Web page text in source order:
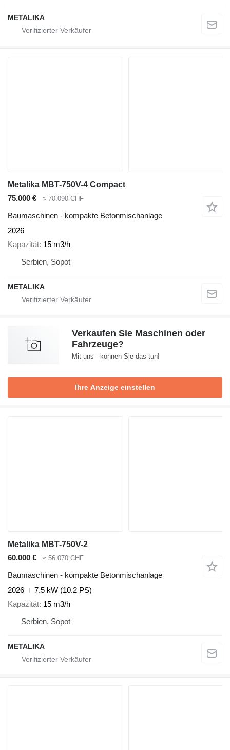
METALIKA
Metalika MBT-750V-4 Compact
75.000 €
≈ 70.090 CHF
Baumaschinen - kompakte Betonmischanlage
2026
Kapazität 15 m3/h
Serbien, Sopot
METALIKA
Verkaufen Sie Maschinen oder
Fahrzeuge?
Mit uns - können Sie das tun!
Ihre Anzeige einstellen
Metalika MBT-750V-2
60.000 €
≈ 56.070 CHF
Baumaschinen - kompakte Betonmischanlage
2026
7.5 kW (10.2 PS)
Kapazität 15 m3/h
Serbien, Sopot
METALIKA